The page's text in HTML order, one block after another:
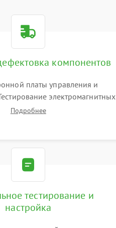
компонентов
платы управления и
электромагнитных
температуры и
Подробнее
тестирование и
настройка